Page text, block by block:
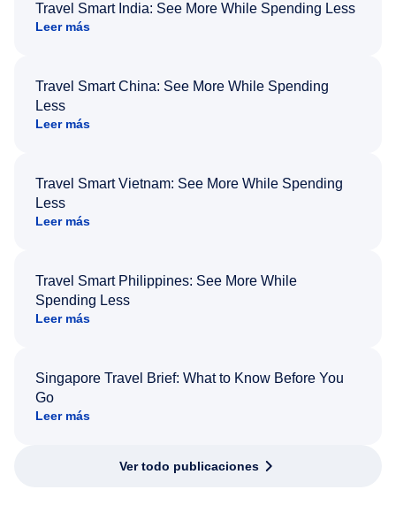
Travel Smart India: See More While Spending Less
Leer más
Travel Smart China: See More While Spending
Less
Leer más
Travel Smart Vietnam: See More While Spending
Less
Leer más
Travel Smart Philippines: See More While
Spending Less
Leer más
Singapore Travel Brief: What to Know Before You
Go
Leer más
Ver todo publicaciones